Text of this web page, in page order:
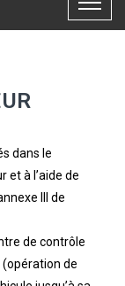
dans le
et à l’aide de
III de
de contrôle
de